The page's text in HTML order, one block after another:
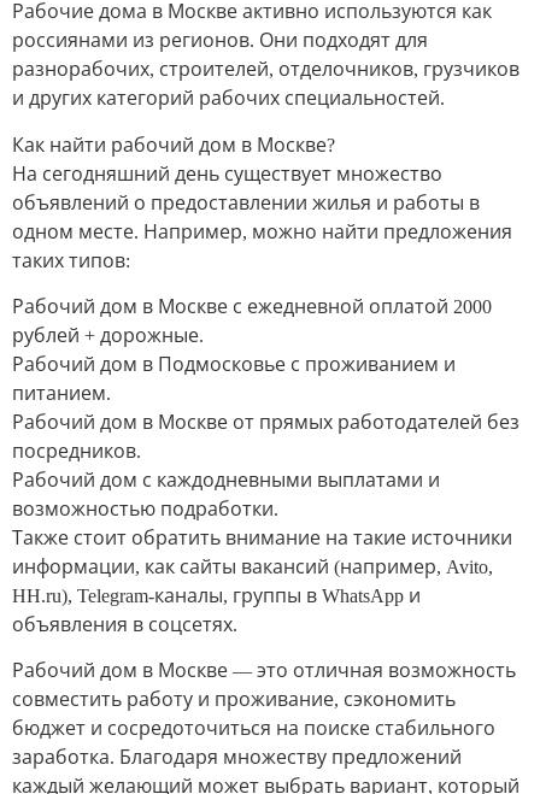
Рабочие дома в Москве активно используются как
россиянами из регионов. Они подходят для
разнорабочих, строителей, отделочников, грузчиков
и других категорий рабочих специальностей.
Как найти рабочий дом в Москве?
На сегодняшний день существует множество
объявлений о предоставлении жилья и работы в
одном месте. Например, можно найти предложения
таких типов:
Рабочий дом в Москве с ежедневной оплатой 2000
рублей + дорожные.
Рабочий дом в Подмосковье с проживанием и
питанием.
Рабочий дом в Москве от прямых работодателей без
посредников.
Рабочий дом с каждодневными выплатами и
возможностью подработки.
Также стоит обратить внимание на такие источники
информации, как сайты вакансий (например, Avito,
HH.ru), Telegram-каналы, группы в WhatsApp и
объявления в соцсетях.
Рабочий дом в Москве — это отличная возможность
совместить работу и проживание, сэкономить
бюджет и сосредоточиться на поиске стабильного
заработка. Благодаря множеству предложений
каждый желающий может выбрать вариант, который